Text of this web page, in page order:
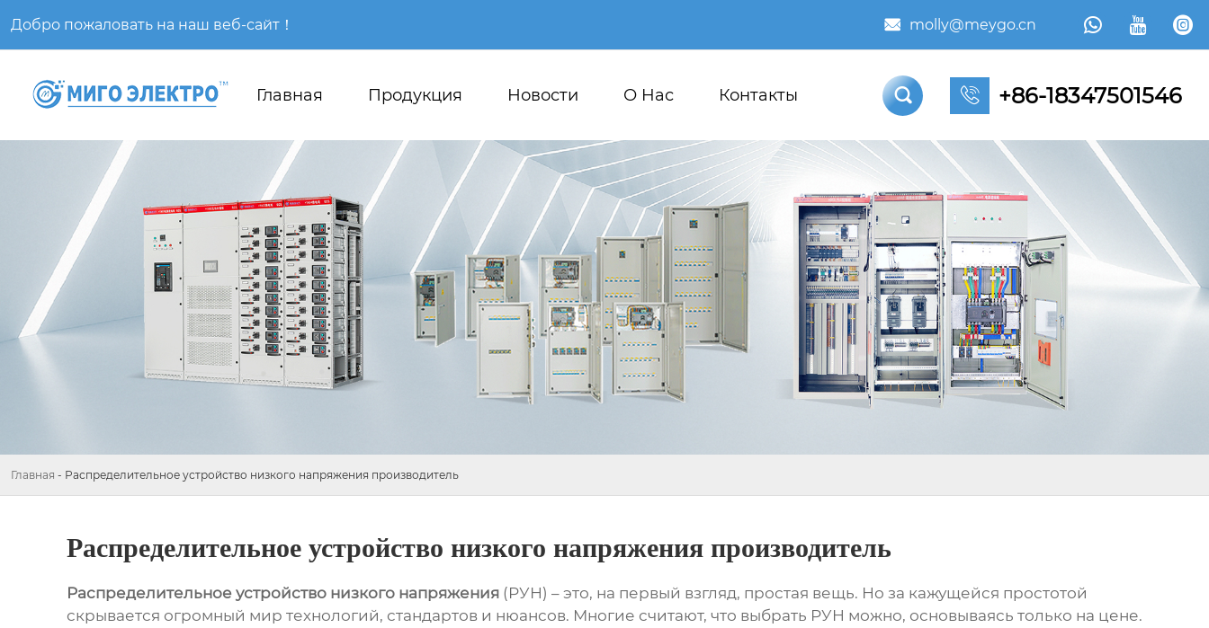
Добро пожаловать на наш веб-сайт！  molly@meygo.cn   
Главная Продукция Новости О Hас Контакты   +86-18347501546
Главная - Распределительное устройство низкого напряжения производитель
Распределительное устройство низкого напряжения производитель
Распределительное устройство низкого напряжения(РУН) – это, на первый взгляд, простая вещь. Но за кажущейся простотой
скрывается огромный мир технологий, стандартов и нюансов. Многие считают, что выбрать РУН можно, основываясь только на цене.